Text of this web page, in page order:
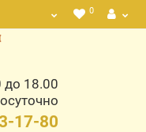
0
до 18.00
17-80